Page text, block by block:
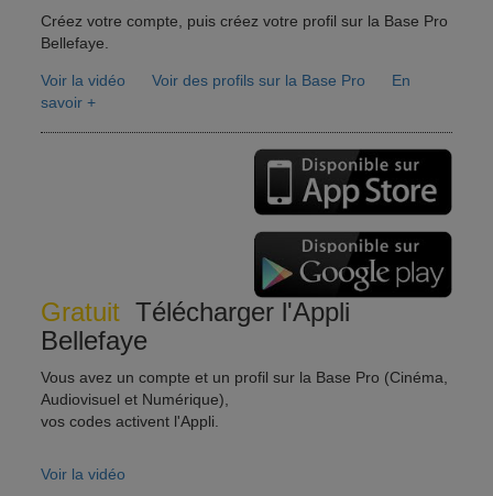
Créez votre compte, puis créez votre profil sur la Base Pro
Bellefaye.
Voir la vidéo Voir des profils sur la Base Pro
En
savoir +
Gratuit Télécharger l'Appli
Bellefaye
Vous avez un compte et un profil sur la Base Pro (Cinéma,
Audiovisuel et Numérique),
vos codes activent l'Appli.
Voir la vidéo